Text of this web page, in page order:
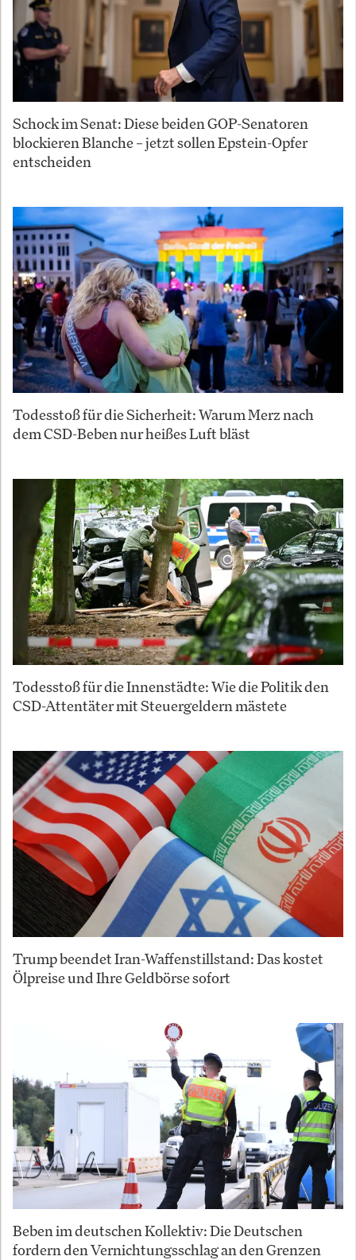
Schock im Senat: Diese beiden GOP-Senatoren
blockieren Blanche – jetzt sollen Epstein-Opfer
entscheiden
Todesstoß für die Sicherheit: Warum Merz nach
dem CSD-Beben nur heißes Luft bläst
Todesstoß für die Innenstädte: Wie die Politik den
CSD-Attentäter mit Steuergeldern mästete
Trump beendet Iran-Waffenstillstand: Das kostet
Ölpreise und Ihre Geldbörse sofort
Beben im deutschen Kollektiv: Die Deutschen
fordern den Vernichtungsschlag an den Grenzen